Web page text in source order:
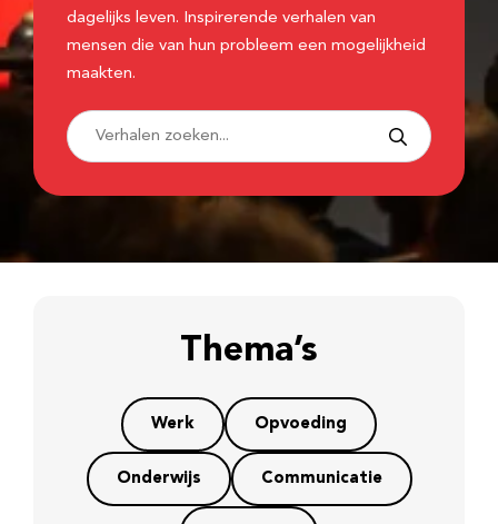
dagelijks leven. Inspirerende verhalen van
mensen die van hun probleem een mogelijkheid
maakten.
Thema’s
Werk Opvoeding
Onderwijs Communicatie